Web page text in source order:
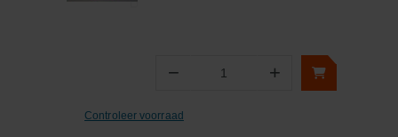
− Aantal +
Controleer voorraad